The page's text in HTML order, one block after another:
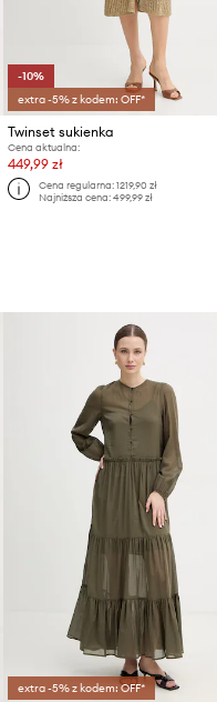
-10%
extra -5% z kodem: OFF*
Twinset sukienka
Cena aktualna:
449,99 zł
Cena regularna: 1219,90 zł
Najniższa cena: 499,99 zł
extra -5% z kodem: OFF*